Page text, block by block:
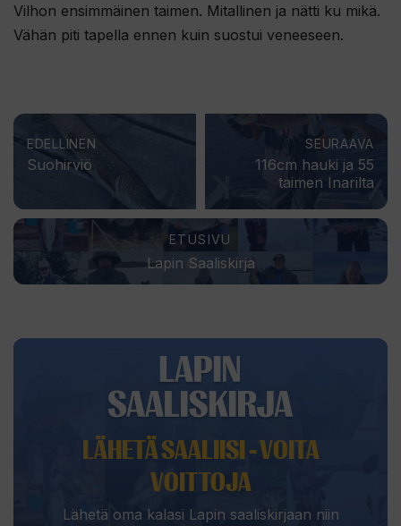
Vilhon ensimmäinen taimen. Mitallinen ja nätti ku mikä.
Vähän piti tapella ennen kuin suostui veneeseen.
EDELLINEN
Suohirviö
ETUSIVU
Lapin Saaliskirja
SEURAAVA
116cm hauki ja 55
taimen Inarilta
LÄHETÄ SAALIISI - VOITA
VOITTOJA
Lähetä oma kalasi Lapin saaliskirjaan niin